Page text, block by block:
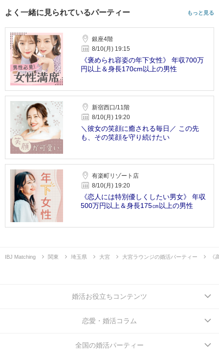
よく一緒に見られているパーティー もっと見る
銀座4階
8/10(月) 19:15
《褒められ容姿の年下女性》 年収700万
円以上＆身長170cm以上の男性
新宿西口/11階
8/10(月) 19:20
＼彼女の笑顔に癒される毎日／ この先
も、その笑顔を守り続けたい
有楽町リゾート店
8/10(月) 19:20
《恋人には特別優しくしたい男女》 年収
500万円以上＆身長175㎝以上の男性
IBJ Matching 関東 埼玉県 大宮 大宮ラウンジの婚活パーティー 《
婚活お役立ちコンテンツ
恋愛・婚活コラム
全国の婚活パーティー